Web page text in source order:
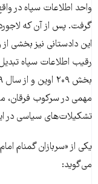
واحد اطلاعات سپاه در
گرفت. پس از آن که
این دادستانی نیز بخشی
مهمی در سرکوب فرقان،
تشکیلات‌های سیاسی در
می‌گوید:‌